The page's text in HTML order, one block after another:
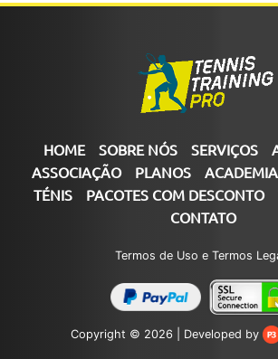
HOME SOBRE NÓS SERVIÇOS
ASSOCIAÇÃO
PLANOS
TÉNIS
PACOTES COM DESCONTO
CONTATO
Termos de Uso e Termos
Copyright © 2026 | Developed by